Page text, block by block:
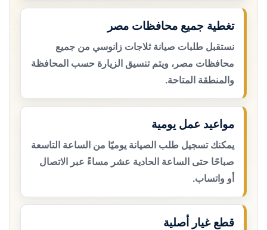
تغطية جميع محافظات مصر
نستقبل طلبات صيانة ثلاجات زانوسي من جميع
محافظات مصر، ويتم تنسيق الزيارة حسب المحافظة
والمنطقة المتاحة.
مواعيد عمل يومية
يمكنك تسجيل طلب الصيانة يوميًا من الساعة التاسعة
صباحًا حتى الساعة الحادية عشر مساءً عبر الاتصال
أو واتساب.
قطع غيار أصلية